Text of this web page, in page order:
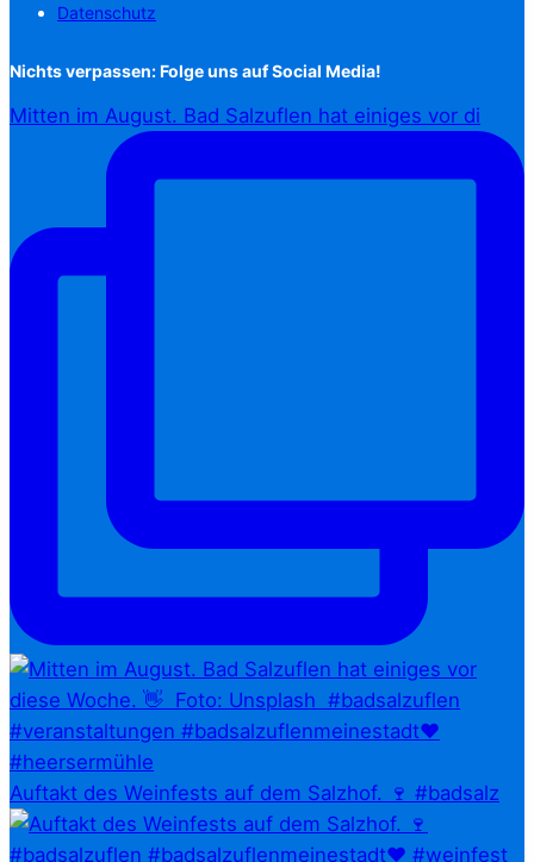
Datenschutz
Nichts verpassen: Folge uns auf Social Media!
Mitten im August. Bad Salzuflen hat einiges vor di
Auftakt des Weinfests auf dem Salzhof. 🍷 #badsalz